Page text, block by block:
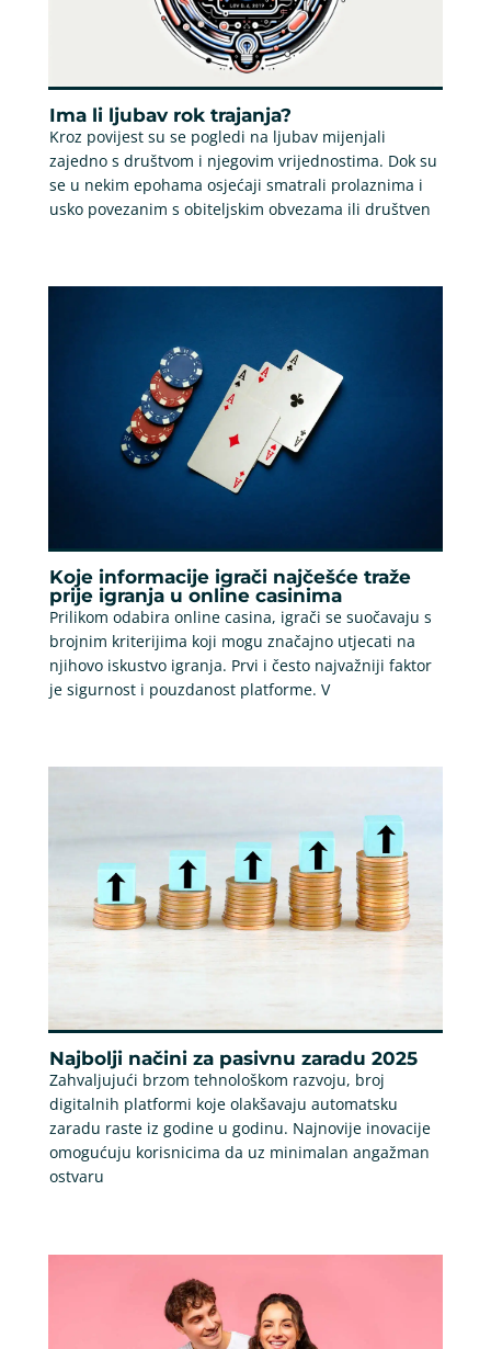
Ima li ljubav rok trajanja?
Kroz povijest su se pogledi na ljubav mijenjali
zajedno s društvom i njegovim vrijednostima. Dok su
se u nekim epohama osjećaji smatrali prolaznima i
usko povezanim s obiteljskim obvezama ili društven
Koje informacije igrači najčešće traže
prije igranja u online casinima
Prilikom odabira online casina, igrači se suočavaju s
brojnim kriterijima koji mogu značajno utjecati na
njihovo iskustvo igranja. Prvi i često najvažniji faktor
je sigurnost i pouzdanost platforme. V
Najbolji načini za pasivnu zaradu 2025
Zahvaljujući brzom tehnološkom razvoju, broj
digitalnih platformi koje olakšavaju automatsku
zaradu raste iz godine u godinu. Najnovije inovacije
omogućuju korisnicima da uz minimalan angažman
ostvaru